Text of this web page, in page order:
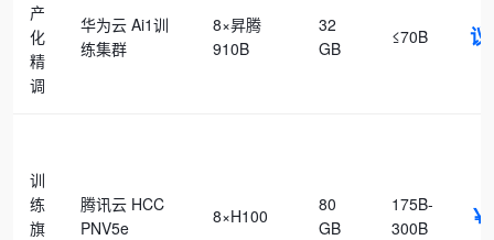
产
化
精
调
华为云 Ai1训
练集群
8×昇腾
910B
32
GB
≤70B
训
练
旗
腾讯云 HCC
PNV5e
8×H100
80
GB
175B-
300B